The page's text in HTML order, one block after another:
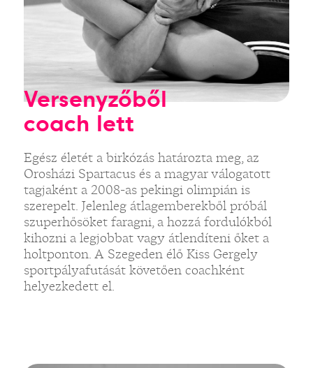
Versenyzőből
coach lett
Egész életét a birkózás határozta meg, az
Orosházi Spartacus és a magyar válogatott
tagjaként a 2008-as pekingi olimpián is
szerepelt. Jelenleg átlagemberekből próbál
szuperhősöket faragni, a hozzá fordulókból
kihozni a legjobbat vagy átlendíteni őket a
holtponton. A Szegeden élő Kiss Gergely
sportpályafutását követően coachként
helyezkedett el.